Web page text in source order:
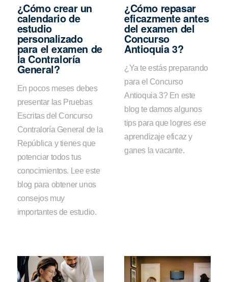
¿Cómo crear un
calendario de
estudio
personalizado
para el examen de
la Contraloría
General?
En pocos meses debes
presentar las Pruebas
Escritas del Concurso
Contraloría General de la
República y tienes que
potenciar todos tus
conocimientos. Lee este
blog para obtener unos
consejos muy
importantes de estudio.
¿Cómo repasar
eficazmente antes
del examen del
Concurso
Antioquia 3?
¿Ya te estás preparando
para el Concurso
Antioquia 3? En este
blog te damos algunos
tips para que logres ese
aprendizaje eficaz y
ganes la vacante.